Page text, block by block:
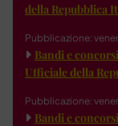
della Repubblica
Pubblicazione:
Bandi e
Ufficiale della
Pubblicazione:
Bandi e